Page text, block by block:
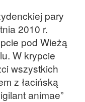
pary
2010 r.
pod Wieżą
W krypcie
wszystkich
z łacińską
animae”